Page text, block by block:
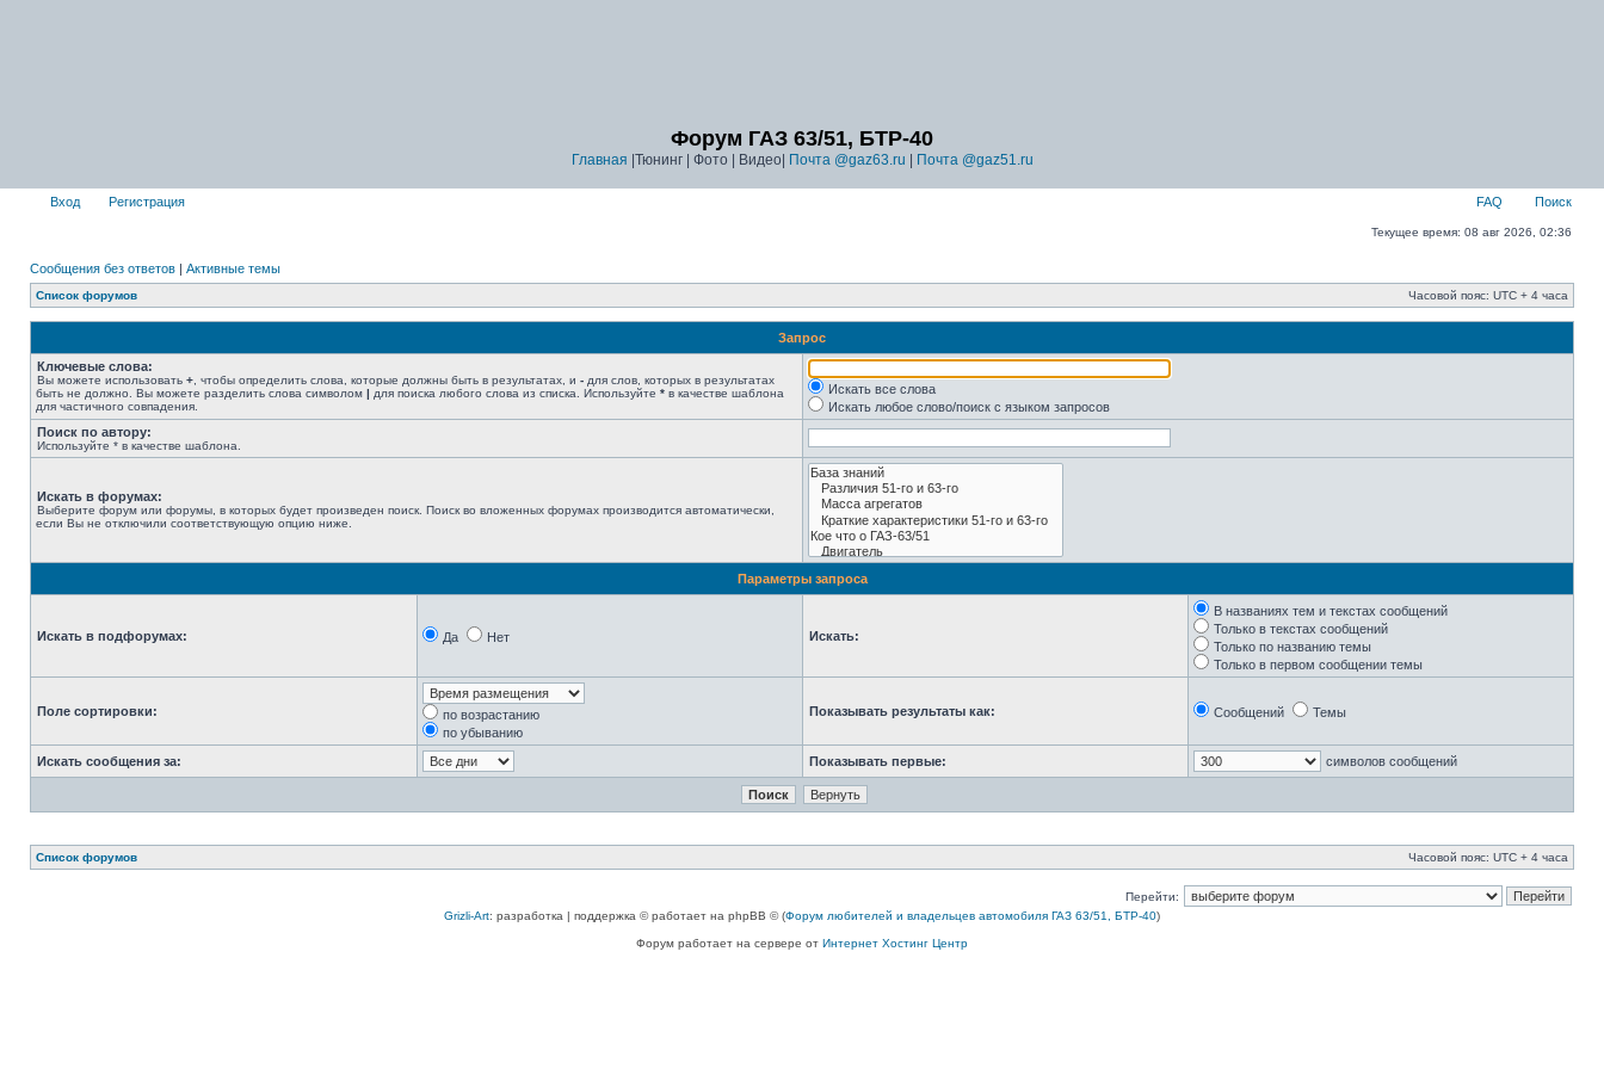
Форум ГАЗ 63/51, БТР-40
Главная |Тюнинг | Фото | Видео| Почта @gaz63.ru Почта @gaz51.ru
Вход Регистрация FAQ Поиск
Текущее время: 08 авг 2026, 02:36
Сообщения без ответов | Активные темы
Список форумов Часовой пояс: UTC + 4 часа
Запрос
Ключевые слова:
Вы можете использовать + , чтобы определить слова, которые должны быть в результатах, и - для слов, которых в результатах
быть не должно. Вы можете разделить слова символом | для поиска любого слова из списка. Используйте * в качестве шаблона
для частичного совпадения.
Искать все слова
Искать любое слово/поиск с языком запросов
Поиск по автору:
Используйте * в качестве шаблона.
Искать в форумах:
Выберите форум или форумы, в которых будет произведен поиск. Поиск во вложенных форумах производится автоматически,
если Вы не отключили соответствующую опцию ниже.
Параметры запроса
Искать в подфорумах: Да Нет Искать:
В названиях тем и текстах сообщений
Только в текстах сообщений
Только по названию темы
Только в первом сообщении темы
Поле сортировки:
по возрастанию
по убыванию
Показывать результаты как: Сообщений Темы
Искать сообщения за: Показывать первые: символов сообщений
Список форумов Часовой пояс: UTC + 4 часа
Перейти:
Grizli-Art: разработка | поддержка © работает на phpBB © (Форум любителей и владельцев автомобиля ГАЗ 63/51, БТР-40)
Форум работает на сервере от Интернет Хостинг Центр